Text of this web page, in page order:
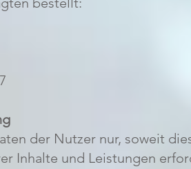
der Nutzer nur, soweit
Inhalte und Leistungen